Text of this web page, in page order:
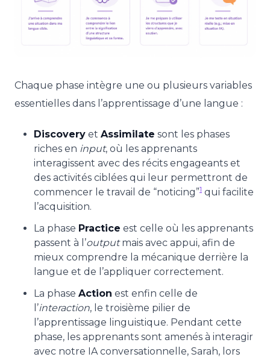
Chaque phase intègre une ou plusieurs variables
essentielles dans l’apprentissage d’une langue :
Discovery et Assimilate sont les phases
riches en input, où les apprenants
interagissent avec des récits engageants et
des activités ciblées qui leur permettront de
commencer le travail de “noticing”1 qui facilite
l’acquisition.
La phase Practice est celle où les apprenants
passent à l’outputmais avec appui, afin de
mieux comprendre la mécanique derrière la
langue et de l’appliquer correctement.
La phase Action est enfin celle de
l’interaction, le troisième pilier de
l’apprentissage linguistique. Pendant cette
phase, les apprenants sont amenés à interagir
avec notre IA conversationnelle, Sarah, lors